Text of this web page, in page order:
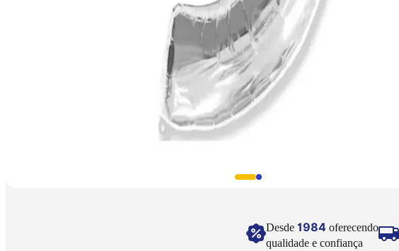
Desde 1984 oferecendo
qualidade e confiança